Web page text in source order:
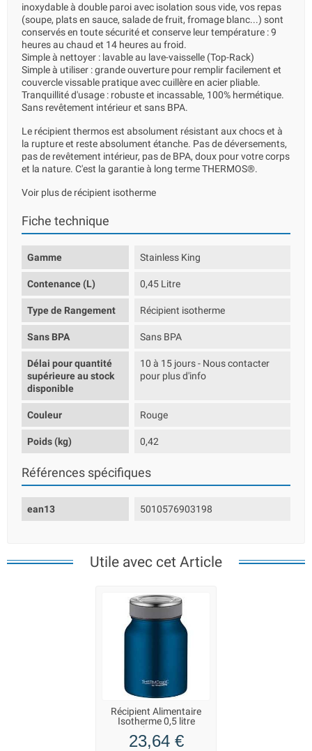
inoxydable à double paroi avec isolation sous vide, vos repas
(soupe, plats en sauce, salade de fruit, fromage blanc...) sont
conservés en toute sécurité et conserve leur température : 9
heures au chaud et 14 heures au froid.
Simple à nettoyer : lavable au lave-vaisselle (Top-Rack)
Simple à utiliser : grande ouverture pour remplir facilement et
couvercle vissable pratique avec cuillère en acier pliable.
Tranquillité d'usage : robuste et incassable, 100% hermétique.
Sans revêtement intérieur et sans BPA.
Le récipient thermos est absolument résistant aux chocs et à
la rupture et reste absolument étanche. Pas de déversements,
pas de revêtement intérieur, pas de BPA, doux pour votre corps
et la nature. C'est la garantie à long terme THERMOS®.
Voir plus de récipient isotherme
Fiche technique
Gamme Stainless King
Contenance (L) 0,45 Litre
Type de Rangement Récipient isotherme
Sans BPA Sans BPA
Délai pour quantité
supérieure au stock
disponible
10 à 15 jours - Nous contacter
pour plus d'info
Couleur Rouge
Poids (kg) 0,42
Références spécifiques
ean13 5010576903198
Utile avec cet Article
Récipient Alimentaire
Isotherme 0,5 litre
Thermos
23,64 €